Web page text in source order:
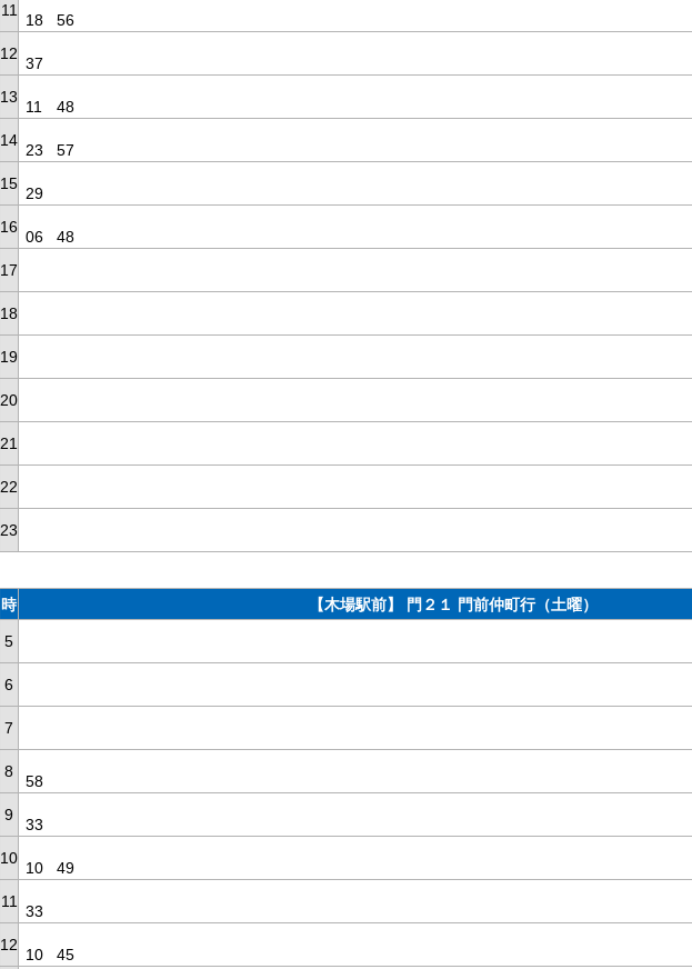
11
18
56
12
37
13
11
48
14
23
57
15
29
16
06
48
17
18
19
20
21
22
23
時 【木場駅前】 門２１ 門前仲町行（土曜）
5
6
7
8
58
9
33
10
10
49
11
33
12
10
45